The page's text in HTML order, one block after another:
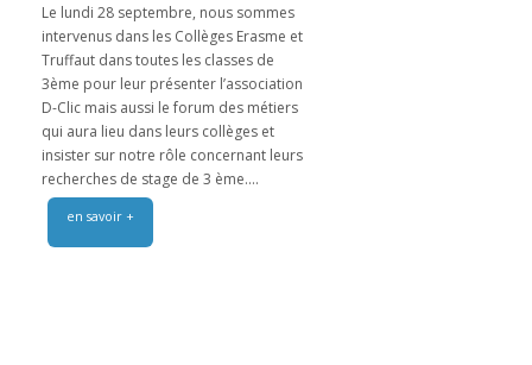
Le lundi 28 septembre, nous sommes
intervenus dans les Collèges Erasme et
Truffaut dans toutes les classes de
3ème pour leur présenter l’association
D-Clic mais aussi le forum des métiers
qui aura lieu dans leurs collèges et
insister sur notre rôle concernant leurs
recherches de stage de 3 ème....
en savoir +